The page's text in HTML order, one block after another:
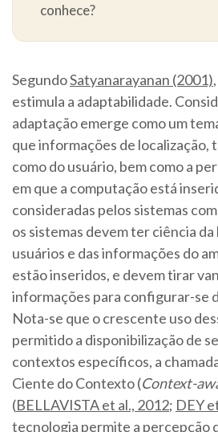
conhece?
SegundoSatyanarayanan (2001)
estimula a adaptabilidade.
adaptação emerge como um
que informações de localização,
como do usuário, bem como a
em que a computação está
consideradas pelos sistemas
os sistemas devem ter ciência da
usuários e das informações do
estão inseridos, e devem tirar
informações para configurar-se
Nota-se que o crescente uso
permitido a disponibilização de
contextos específicos, a
Ciente do Contexto (Context-
(BELLAVISTA et al., 2012; DEY
tecnologia permite a percepção